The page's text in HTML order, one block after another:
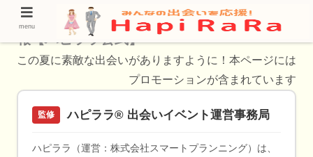
佐渡市でオススメのオンライン合コン開催情
報【ハピララ公式】
この夏に素敵な出会いがありますように！本ページには
プロモーションが含まれています
監修 ハピララ® 出会いイベント運営事務局
ハピララ（運営：株式会社スマートプランニング）は、
menu